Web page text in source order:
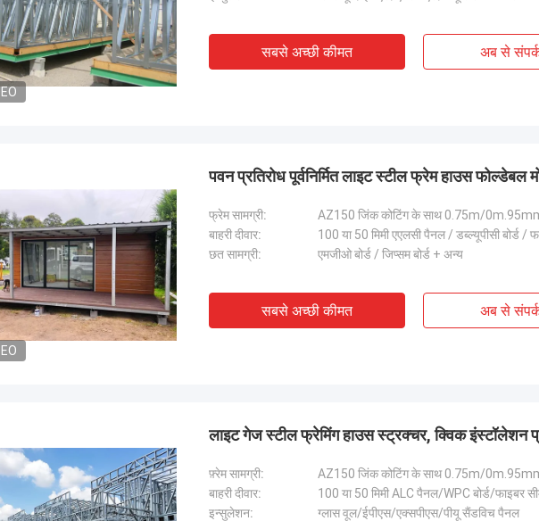
सबसे अच्छी कीमत अब से
पवन प्रतिरोध पूर्वनिर्मित लाइट स्टील फ्रेम हाउस
फ्रेम सामग्री:
AZ150 जिंक कोटिंग के साथ 0.75m/
बाहरी दीवार:
100 या 50 मिमी एएलसी पैनल / डब्ल्यूपीसी बोर्ड /
छत सामग्री:
एमजीओ बोर्ड / जिप्सम बोर्ड + अन्य
सबसे अच्छी कीमत अब से
लाइट गेज स्टील फ्रेमिंग हाउस स्ट्रक्चर, क्विक इंस्टॉलेशन
फ़्रेम सामग्री:
AZ150 जिंक कोटिंग के साथ 0.75m/
बाहरी दीवार:
100 या 50 मिमी ALC पैनल/WPC बोर्ड/फाइबर
इन्सुलेशन:
ग्लास वूल/ईपीएस/एक्सपीएस/पीयू सैंडविच पैनल